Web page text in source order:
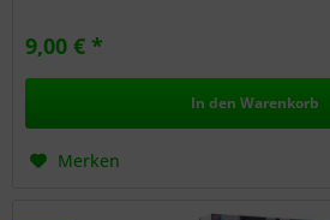
9,00 € *
In den Warenkorb
Merken